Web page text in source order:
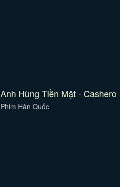
Anh Hùng Tiền Mặt - Cashero
Phim Hàn Quốc